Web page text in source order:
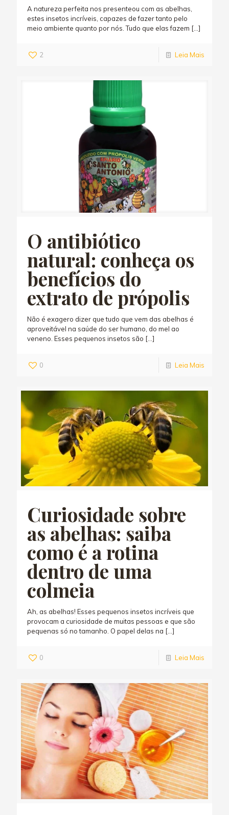
A natureza perfeita nos presenteou com as abelhas,
estes insetos incríveis, capazes de fazer tanto pelo
meio ambiente quanto por nós. Tudo que elas fazem […]
2 Leia Mais
O antibiótico
natural: conheça os
benefícios do
extrato de própolis
Não é exagero dizer que tudo que vem das abelhas é
aproveitável na saúde do ser humano, do mel ao
veneno. Esses pequenos insetos são […]
0 Leia Mais
Curiosidade sobre
as abelhas: saiba
como é a rotina
dentro de uma
colmeia
Ah, as abelhas! Esses pequenos insetos incríveis que
provocam a curiosidade de muitas pessoas e que são
pequenas só no tamanho. O papel delas na […]
0 Leia Mais